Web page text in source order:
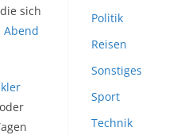
sich
Abend
Politik
Reisen
Sonstiges
Sport
Technik